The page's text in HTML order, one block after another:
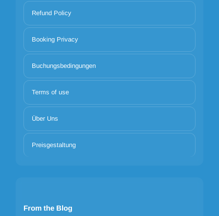
Refund Policy
Booking Privacy
Buchungsbedingungen
Terms of use
Über Uns
Preisgestaltung
From the Blog